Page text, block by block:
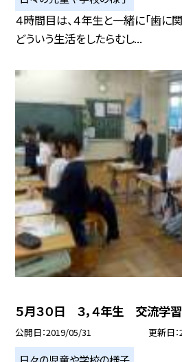
４時間目は、４年生と一緒に「歯に
どういう生活をしたらむし...
５月３０日 ３，４年生 交流学
公開日 2019/05/31 更新日